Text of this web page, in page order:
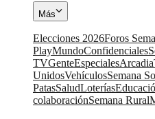
Más
Elecciones 2026Foros
PlayMundoConfidenciales
TVGenteEspecialesArcadia
UnidosVehículosSemana
PatasSaludLoterías
colaboraciónSemana Rural